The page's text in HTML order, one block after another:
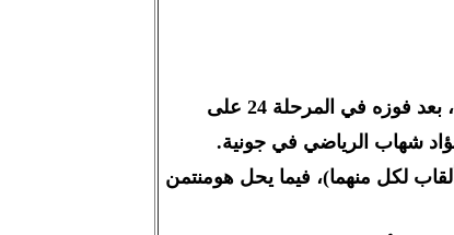
، بعد فوزه في المرحلة 24 على
وعزز "الأخضر" رصيده إلى 15 لقبًا كأكثر الفرق تتويجًا بفارق ستة ألقاب عن أقرب ملاحقيه العهد والنجمة (9 ألقاب لكل منهما)، فيما يحل هومنتمن